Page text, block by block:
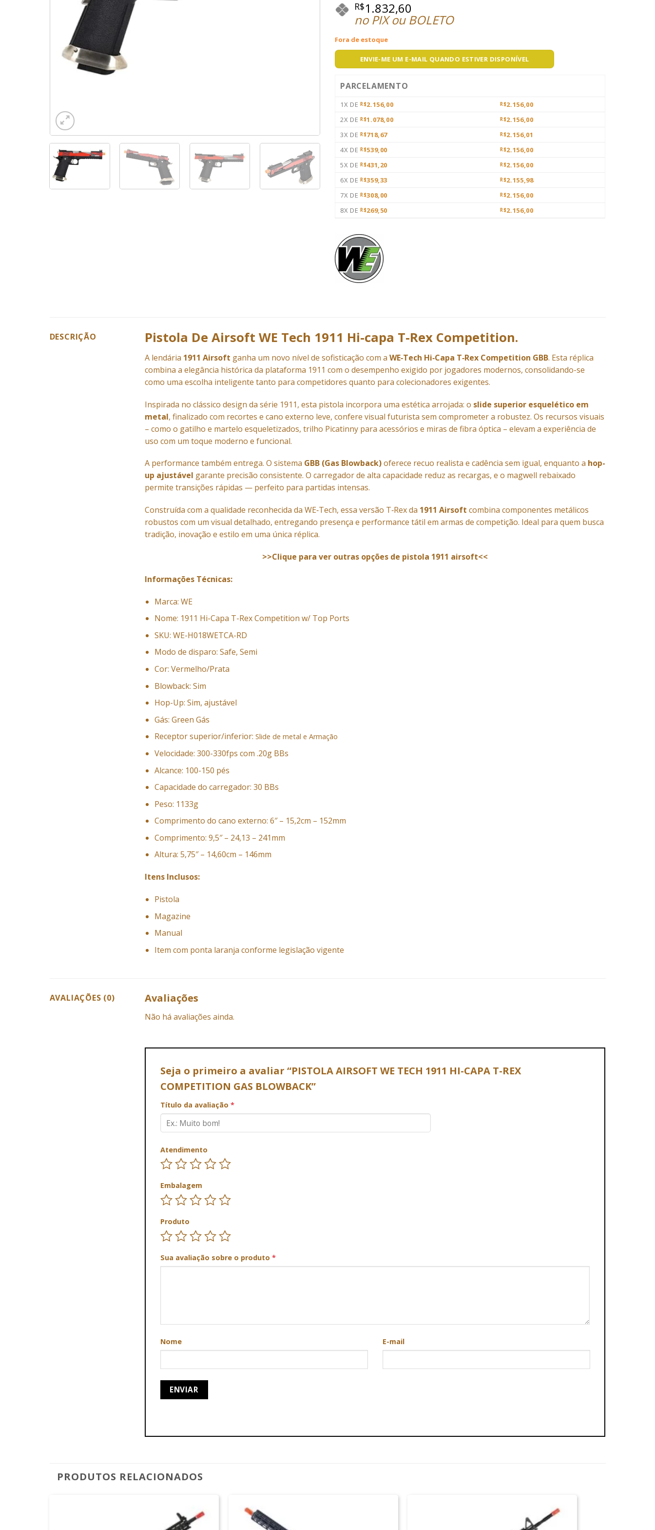
R$1.832,60
no PIX ou BOLETO
Fora de estoque
ENVIE-ME UM E-MAIL QUANDO ESTIVER DISPONÍVEL
PARCELAMENTO
1X DE R$2.156,00 R$2.156,00
2X DE R$1.078,00 R$2.156,00
3X DE R$718,67 R$2.156,01
4X DE R$539,00 R$2.156,00
5X DE R$431,20 R$2.156,00
6X DE R$359,33 R$2.155,98
7X DE R$308,00 R$2.156,00
8X DE R$269,50 R$2.156,00
DESCRIÇÃO Pistola De Airsoft WE Tech 1911 Hi-capa T-Rex Competition.
A lendária 1911 Airsoft ganha um novo nível de sofisticação com a WE‑Tech Hi‑Capa T‑Rex Competition GBB. Esta réplica
combina a elegância histórica da plataforma 1911 com o desempenho exigido por jogadores modernos, consolidando-se
como uma escolha inteligente tanto para competidores quanto para colecionadores exigentes.
Inspirada no clássico design da série 1911, esta pistola incorpora uma estética arrojada: o slide superior esquelético em
metal, finalizado com recortes e cano externo leve, confere visual futurista sem comprometer a robustez. Os recursos visuais
– como o gatilho e martelo esqueletizados, trilho Picatinny para acessórios e miras de fibra óptica – elevam a experiência de
uso com um toque moderno e funcional.
A performance também entrega. O sistema GBB (Gas Blowback)oferece recuo realista e cadência sem igual, enquanto a hop-
up ajustável garante precisão consistente. O carregador de alta capacidade reduz as recargas, e o magwell rebaixado
permite transições rápidas — perfeito para partidas intensas.
Construída com a qualidade reconhecida da WE‑Tech, essa versão T‑Rex da 1911 Airsoft combina componentes metálicos
robustos com um visual detalhado, entregando presença e performance tátil em armas de competição. Ideal para quem busca
tradição, inovação e estilo em uma única réplica.
>>Clique para ver outras opções de pistola 1911 airsoft<<
Informações Técnicas:
Marca: WE
Nome: 1911 Hi-Capa T-Rex Competition w/ Top Ports
SKU: WE-H018WETCA-RD
Modo de disparo: Safe, Semi
Cor: Vermelho/Prata
Blowback: Sim
Hop-Up: Sim, ajustável
Gás: Green Gás
Receptor superior/inferior:Slide de metal eArmação
Velocidade: 300-330fps com .20g BBs
Alcance: 100-150 pés
Capacidade do carregador: 30 BBs
Peso: 1133g
Comprimento do cano externo: 6″ – 15,2cm – 152mm
Comprimento: 9,5″ – 24,13 – 241mm
Altura: 5,75″ – 14,60cm – 146mm
Itens Inclusos:
Pistola
Magazine
Manual
Item com ponta laranja conforme legislação vigente
AVALIAÇÕES (0) Avaliações
Não há avaliações ainda.
Seja o primeiro a avaliar “PISTOLA AIRSOFT WE TECH 1911 HI-CAPA T-REX
COMPETITION GAS BLOWBACK”
Título da avaliação *
Atendimento
Embalagem
Produto
Sua avaliação sobre o produto *
Nome E-mail
PRODUTOS RELACIONADOS